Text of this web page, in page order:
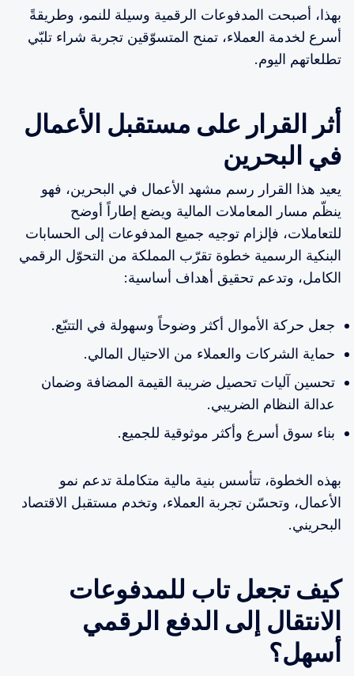
بهذا، أصبحت المدفوعات الرقمية وسيلة للنمو، وطريقةً
أسرع لخدمة العملاء، تمنح المتسوّقين تجربة شراء تلبّي
تطلعاتهم اليوم.
أثر القرار على مستقبل الأعمال
في البحرين
يعيد هذا القرار رسم مشهد الأعمال في البحرين، فهو
ينظّم مسار المعاملات المالية ويضع إطاراً أوضح
للتعاملات، فإلزام توجيه جميع المدفوعات إلى الحسابات
البنكية الرسمية خطوة تقرّب المملكة من التحوّل الرقمي
الكامل، وتدعم تحقيق أهداف أساسية:
جعل حركة الأموال أكثر وضوحاً وسهولة في التتبّع.
حماية الشركات والعملاء من الاحتيال المالي.
تحسين آليات تحصيل ضريبة القيمة المضافة وضمان
عدالة النظام الضريبي.
بناء سوق أسرع وأكثر موثوقية للجميع.
بهذه الخطوة، تتأسس بنية مالية متكاملة تدعم نمو
الأعمال، وتحسّن تجربة العملاء، وتخدم مستقبل الاقتصاد
البحريني.
كيف تجعل تاب للمدفوعات
الانتقال إلى الدفع الرقمي
أسهل؟